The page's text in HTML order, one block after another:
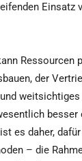
Einsatz
Ressourcen
der
besser
es daher,
– die